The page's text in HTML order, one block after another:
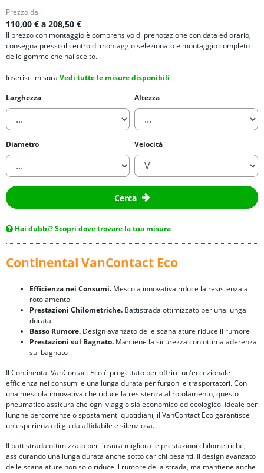
Prezzo da :
110,00 € a 208,50 €
Il prezzo con montaggio è comprensivo di prenotazione con data ed orario,
consegna presso il centro di montaggio selezionato e montaggio completo
delle gomme che hai scelto.
Inserisci misura Vedi tutte le misure disponibili
Larghezza
Altezza
Diametro Velocità
Cerca
Hai dubbi? Scopri dove trovare la tua misura
Continental VanContact Eco
Efficienza nei Consumi. Mescola innovativa riduce la resistenza al
rotolamento
Prestazioni Chilometriche. Battistrada ottimizzato per una lunga
durata
Basso Rumore. Design avanzato delle scanalature riduce il rumore
Prestazioni sul Bagnato. Mantiene la sicurezza con ottima aderenza
sul bagnato
Il Continental VanContact Eco è progettato per offrire un'eccezionale
efficienza nei consumi e una lunga durata per furgoni e trasportatori. Con
una mescola innovativa che riduce la resistenza al rotolamento, questo
pneumatico assicura che ogni viaggio sia economico ed ecologico. Ideale per
lunghe percorrenze o spostamenti quotidiani, il VanContact Eco garantisce
un'esperienza di guida affidabile e silenziosa.
Il battistrada ottimizzato per l'usura migliora le prestazioni chilometriche,
assicurando una lunga durata anche sotto carichi pesanti. Il design avanzato
delle scanalature non solo riduce il rumore della strada, ma mantiene anche